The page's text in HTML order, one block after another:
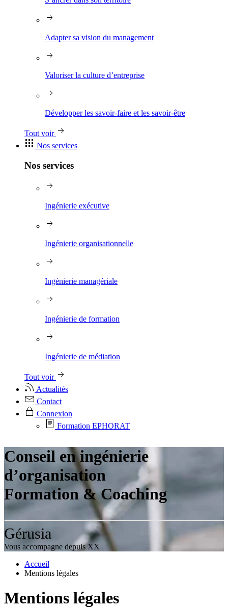
Adapter sa vision du management
Valoriser la culture d’entreprise
Développer les savoir-faire et les savoir-être
Tout voir
Nos services
Nos services
Ingénierie exécutive
Ingénierie organisationnelle
Ingénierie managériale
Ingénierie de formation
Ingénierie de médiation
Tout voir
Actualités
Contact
Connexion
Formation EPHORAT
Conseil en ingénierie
d’organisation
Formation & Coaching
Gérusia
Vous accompagne depuis XX
Accueil
Mentions légales
Mentions légales